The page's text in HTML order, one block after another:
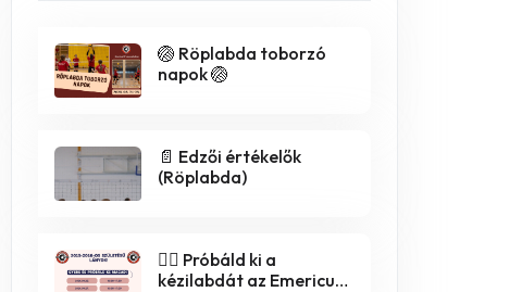
🏐 Röplabda toborzó
napok 🏐
📄 Edzői értékelők
(Röplabda)
🤾‍♀️ Próbáld ki a
kézilabdát az Emericus